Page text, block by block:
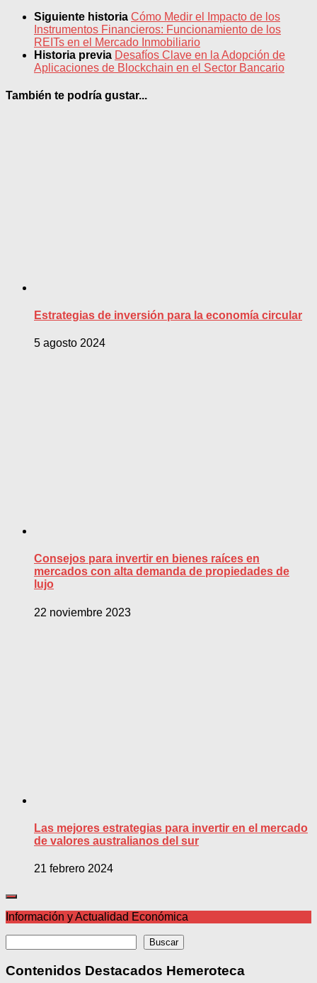
Siguiente historia Cómo Medir el Impacto de los
Instrumentos Financieros: Funcionamiento de los
REITs en el Mercado Inmobiliario
Historia previa Desafíos Clave en la Adopción de
Aplicaciones de Blockchain en el Sector Bancario
También te podría gustar...
Estrategias de inversión para la economía circular
5 agosto 2024
Consejos para invertir en bienes raíces en
mercados con alta demanda de propiedades de
lujo
22 noviembre 2023
Las mejores estrategias para invertir en el mercado
de valores australianos del sur
21 febrero 2024
Información y Actualidad Económica
Buscar
Contenidos Destacados Hemeroteca